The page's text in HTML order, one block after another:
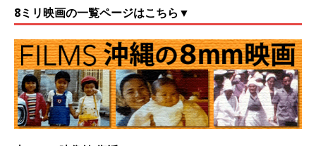
8ミリ映画の一覧ページはこちら▼